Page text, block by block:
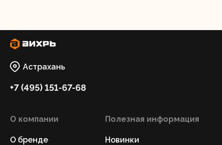
Астрахань
+7 (495) 151-67-68
О компании
О бренде
Полезная информация
Новинки